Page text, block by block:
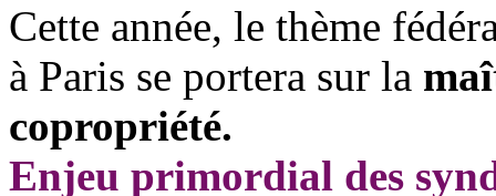
Cette année, le thème
à Paris se portera sur la
copropriété.
Enjeu primordial des